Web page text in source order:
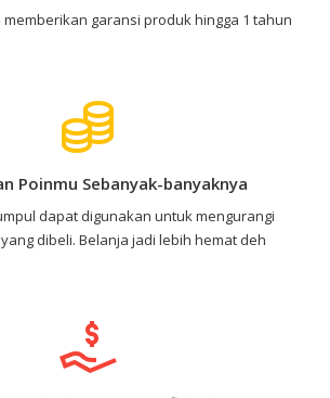
garansi produk hingga 1 tahun
Poinmu Sebanyak-banyaknya
dapat digunakan untuk mengurangi
dibeli. Belanja jadi lebih hemat deh